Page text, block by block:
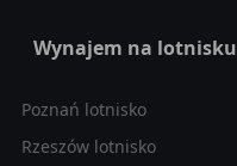
Wynajem na lotnisku
Poznań lotnisko
Rzeszów lotnisko